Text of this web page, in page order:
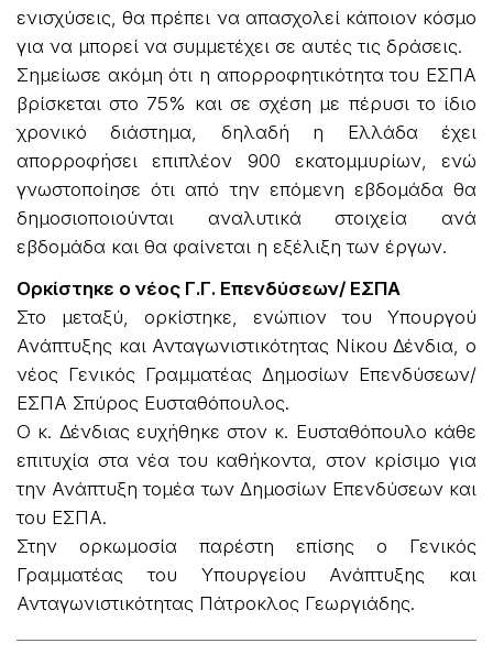
ενισχύσεις, θα πρέπει να απασχολεί κάποιον κόσμο
για να μπορεί να συμμετέχει σε αυτές τις δράσεις.
Σημείωσε ακόμη ότι η απορροφητικότητα του ΕΣΠΑ
βρίσκεται στο 75% και σε σχέση με πέρυσι το ίδιο
χρονικό διάστημα, δηλαδή η Ελλάδα έχει
απορροφήσει επιπλέον 900 εκατομμυρίων, ενώ
γνωστοποίησε ότι από την επόμενη εβδομάδα θα
δημοσιοποιούνται αναλυτικά στοιχεία ανά
εβδομάδα και θα φαίνεται η εξέλιξη των έργων.
Ορκίστηκε ο νέος Γ.Γ. Επενδύσεων/ ΕΣΠΑ
Στο μεταξύ, ορκίστηκε, ενώπιον του Υπουργού
Ανάπτυξης και Ανταγωνιστικότητας Νίκου Δένδια, ο
νέος Γενικός Γραμματέας Δημοσίων Επενδύσεων/
ΕΣΠΑ Σπύρος Ευσταθόπουλος.
Ο κ. Δένδιας ευχήθηκε στον κ. Ευσταθόπουλο κάθε
επιτυχία στα νέα του καθήκοντα, στον κρίσιμο για
την Ανάπτυξη τομέα των Δημοσίων Επενδύσεων και
του ΕΣΠΑ.
Στην ορκωμοσία παρέστη επίσης ο Γενικός
Γραμματέας του Υπουργείου Ανάπτυξης και
Ανταγωνιστικότητας Πάτροκλος Γεωργιάδης.